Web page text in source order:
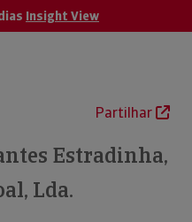
Insight View
Partilhar
Estradinha,
Lda.